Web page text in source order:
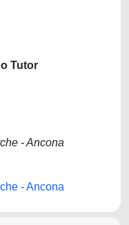
Tutor
- Ancona
- Ancona